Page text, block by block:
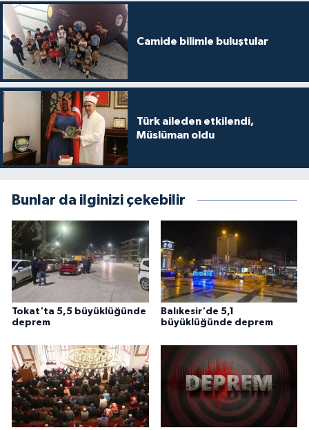
Camide bilimle buluştular
Türk aileden etkilendi,
Müslüman oldu
Bunlar da ilginizi çekebilir
Tokat'ta 5,5 büyüklüğünde
deprem
Balıkesir'de 5,1
büyüklüğünde deprem